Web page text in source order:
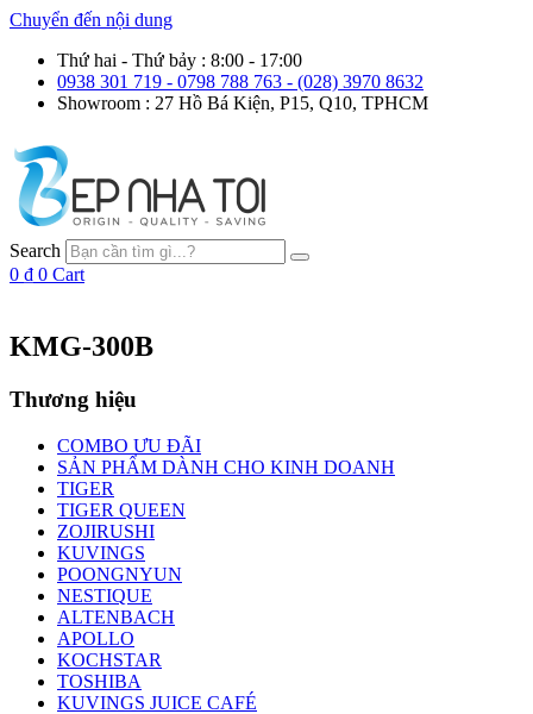
Chuyển đến nội dung
Thứ hai - Thứ bảy : 8:00 - 17:00
0938 301 719 - 0798 788 763 - (028) 3970 8632
Showroom : 27 Hồ Bá Kiện, P15, Q10, TPHCM
Search
0 ₫ 0 Cart
KMG-300B
Thương hiệu
COMBO ƯU ĐÃI
SẢN PHẨM DÀNH CHO KINH DOANH
TIGER
TIGER QUEEN
ZOJIRUSHI
KUVINGS
POONGNYUN
NESTIQUE
ALTENBACH
APOLLO
KOCHSTAR
TOSHIBA
KUVINGS JUICE CAFÉ